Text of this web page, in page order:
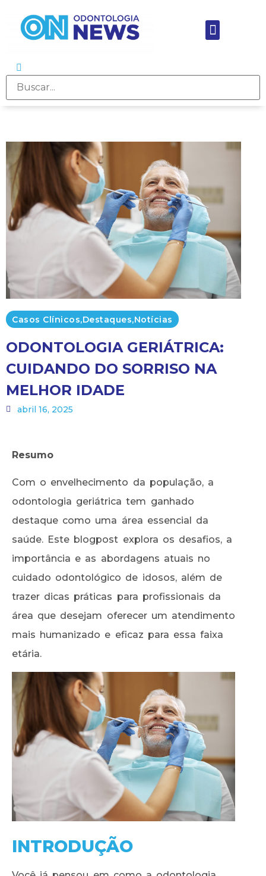
Casos Clínicos,Destaques,Notícias
ODONTOLOGIA GERIÁTRICA:
CUIDANDO DO SORRISO NA
MELHOR IDADE
abril 16, 2025
Resumo
Com o envelhecimento da população, a
odontologia geriátrica tem ganhado
destaque como uma área essencial da
saúde. Este blogpost explora os desafios, a
importância e as abordagens atuais no
cuidado odontológico de idosos, além de
trazer dicas práticas para profissionais da
área que desejam oferecer um atendimento
mais humanizado e eficaz para essa faixa
etária.
INTRODUÇÃO